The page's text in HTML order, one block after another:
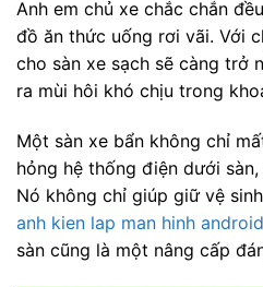
Anh em chủ xe chắc chắn
đồ ăn thức uống rơi vãi. Với
cho sàn xe sạch sẽ càng trở
ra mùi hôi khó chịu trong
Một sàn xe bẩn không chỉ
hỏng hệ thống điện dưới
Nó không chỉ giúp giữ vệ
anh kien lap man hinh
sàn cũng là một nâng cấp